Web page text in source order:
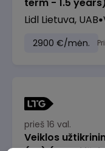
Lidl Lietuva, UAB
2900 €/mėn.
prieš 16 val.
Veiklos